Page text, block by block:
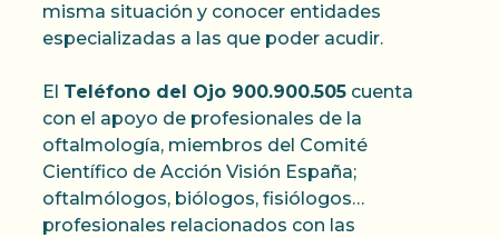
misma situación y conocer entidades
especializadas a las que poder acudir.
El Teléfono del Ojo 900.900.505 cuenta
con el apoyo de profesionales de la
oftalmología, miembros del Comité
Científico de Acción Visión España;
oftalmólogos, biólogos, fisiólogos…
profesionales relacionados con las